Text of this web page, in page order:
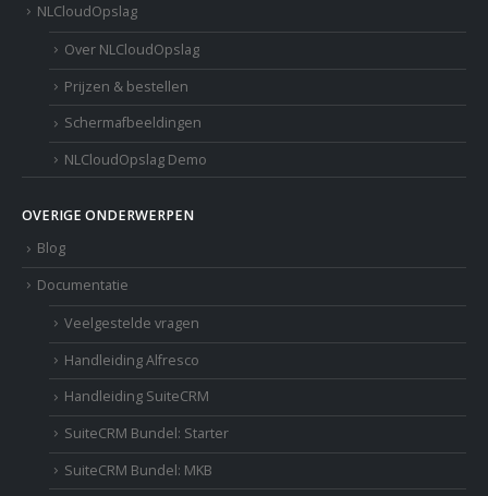
NLCloudOpslag
Over NLCloudOpslag
Prijzen & bestellen
Schermafbeeldingen
NLCloudOpslag Demo
OVERIGE ONDERWERPEN
Blog
Documentatie
Veelgestelde vragen
Handleiding Alfresco
Handleiding SuiteCRM
SuiteCRM Bundel: Starter
SuiteCRM Bundel: MKB